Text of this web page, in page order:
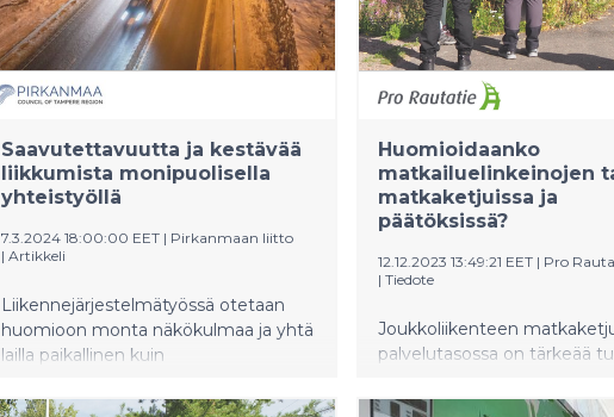
maakunnan sidosryhmien kanssa.
Saavutettavuutta ja kestävää
liikkumista monipuolisella
yhteistyöllä
7.3.2024 18:00:00 EET | Pirkanmaan liitto
| Artikkeli
Liikennejärjestelmätyössä otetaan
huomioon monta näkökulmaa ja yhtä
lailla paikallinen kuin
Huomioidaanko
matkailuelinkeinojen
matkaketjuissa ja
päätöksissä?
12.12.2023 13:49:21 EET | Pro
| Tiedote
Joukkoliikenteen
palvelutasossa on tärkeää
sanoo Pro Rautatie ry.